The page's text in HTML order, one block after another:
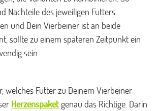
Nachteile des jeweiligen Futters
und Dein Vierbeiner ist an beide
sollte zu einem späteren Zeitpunkt ein
sein.
welches Futter zu Deinem Vierbeiner
Herzenspaket genau das Richtige. Darin